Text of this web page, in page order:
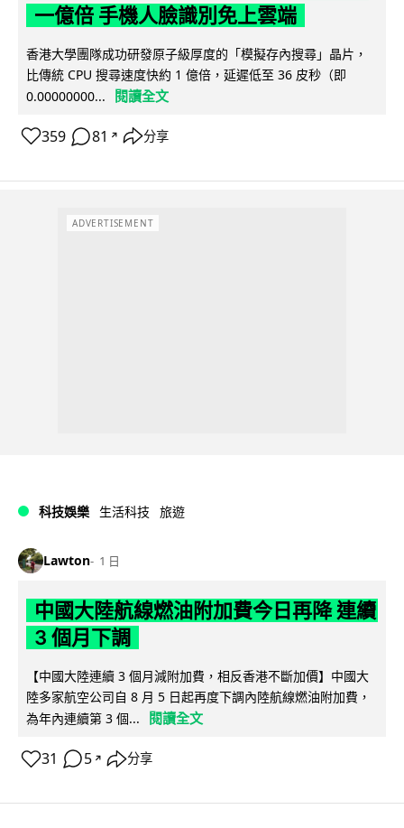
一億倍 手機人臉識別免上雲端
香港大學團隊成功研發原子級厚度的「模擬存內搜尋」晶片，
比傳統 CPU 搜尋速度快約 1 億倍，延遲低至 36 皮秒（即
0.00000000...
閱讀全文
359 81 ↗ 分享
ADVERTISEMENT
科技娛樂 生活科技 旅遊
Lawton 1 日
中國大陸航線燃油附加費今日再降 連續
3 個月下調
【中國大陸連續 3 個月減附加費，相反香港不斷加價】中國大
陸多家航空公司自 8 月 5 日起再度下調內陸航線燃油附加費，
為年內連續第 3 個...
閱讀全文
31 5 ↗ 分享